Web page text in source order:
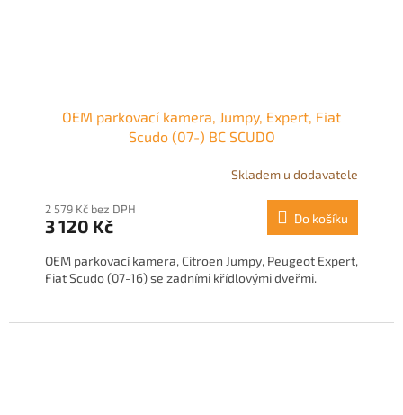
OEM parkovací kamera, Jumpy, Expert, Fiat
Scudo (07-) BC SCUDO
Skladem u dodavatele
2 579 Kč bez DPH
3 120 Kč Do košíku
OEM parkovací kamera, Citroen Jumpy, Peugeot Expert,
Fiat Scudo (07-16) se zadními křídlovými dveřmi.